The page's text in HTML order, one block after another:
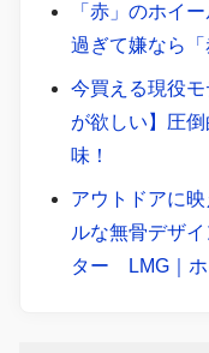
「赤」のホイ
過ぎて嫌なら「
今買える現役
が欲しい】圧
味！
アウトドアに
ルな無骨デザ
ター LMG｜ホ